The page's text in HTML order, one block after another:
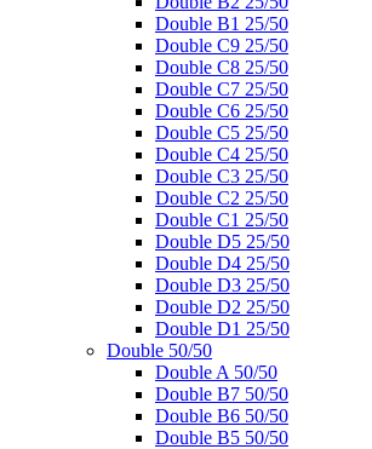
Double B1 25/50
Double C9 25/50
Double C8 25/50
Double C7 25/50
Double C6 25/50
Double C5 25/50
Double C4 25/50
Double C3 25/50
Double C2 25/50
Double C1 25/50
Double D5 25/50
Double D4 25/50
Double D3 25/50
Double D2 25/50
Double D1 25/50
Double 50/50
Double A 50/50
Double B7 50/50
Double B6 50/50
Double B5 50/50